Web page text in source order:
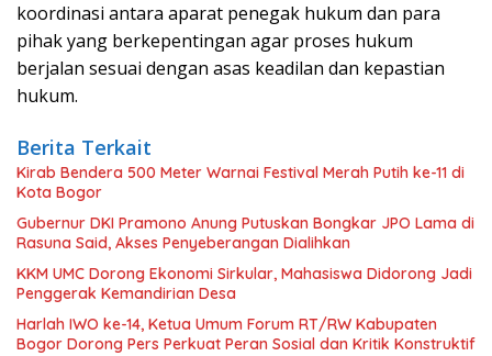
koordinasi antara aparat penegak hukum dan para
pihak yang berkepentingan agar proses hukum
berjalan sesuai dengan asas keadilan dan kepastian
hukum.
Berita Terkait
Kirab Bendera 500 Meter Warnai Festival Merah Putih ke-11 di
Kota Bogor
Gubernur DKI Pramono Anung Putuskan Bongkar JPO Lama di
Rasuna Said, Akses Penyeberangan Dialihkan
KKM UMC Dorong Ekonomi Sirkular, Mahasiswa Didorong Jadi
Penggerak Kemandirian Desa
Harlah IWO ke-14, Ketua Umum Forum RT/RW Kabupaten
Bogor Dorong Pers Perkuat Peran Sosial dan Kritik Konstruktif